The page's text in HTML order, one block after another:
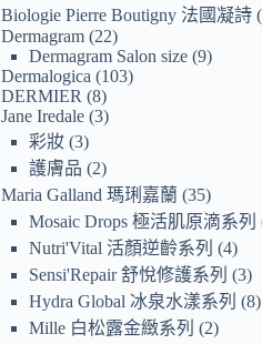
Biologie Pierre Boutigny 法國凝詩
Dermagram 22
Dermagram Salon size 9
Dermalogica
103
DERMIER
8
Jane Iredale 3
彩妝 3
護膚品
2
Maria Galland 瑪琍嘉蘭 35
Mosaic Drops 極活肌原滴系列
Nutri'Vital 活顏逆齡系列
4
Sensi'Repair 舒悅修護系列
3
Hydra Global 冰泉水漾系列
8
Mille 白松露金緻系列
2